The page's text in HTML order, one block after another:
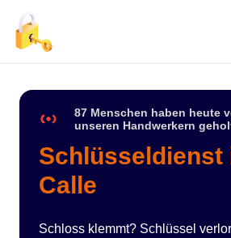
87 Menschen haben heute
unseren Handwerkern
Schlüsseldienst
Calle
Schloss klemmt? Schlüssel